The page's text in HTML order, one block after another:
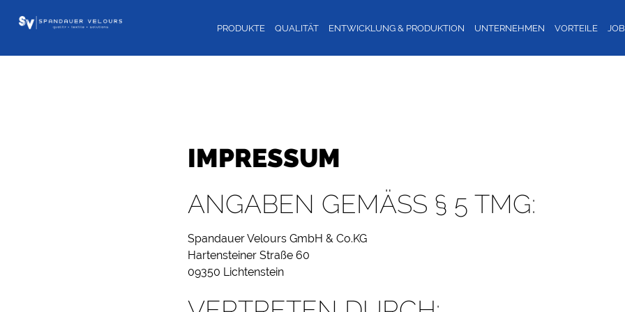
PRODUKTE QUALITÄT ENTWICKLUNG & PRODUKTION UNTERNEHMEN VORTEILE
IMPRESSUM
ANGABEN GEMÄSS § 5 TMG:
Spandauer Velours GmbH & Co.KG
Hartensteiner Straße 60
09350 Lichtenstein